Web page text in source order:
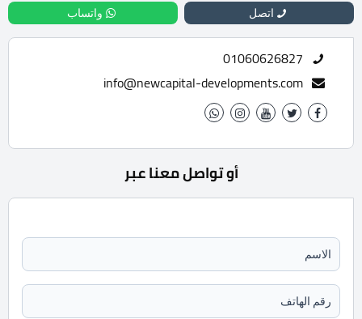
اتصل واتساب
01060626827
info@newcapital-developments.com
أو تواصل معنا عبر